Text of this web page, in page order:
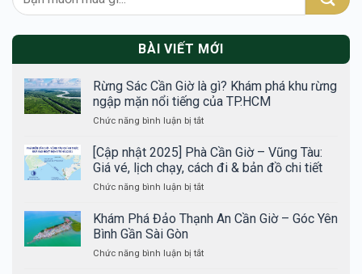
BÀI VIẾT MỚI
Rừng Sác Cần Giờ là gì? Khám phá khu rừng
ngập mặn nổi tiếng của TP.HCM
Chức năng bình luận bị tắtở
Sác
Cần
Giờ
là
Khám
rừng
[Cập nhật 2025] Phà Cần Giờ – Vũng Tàu:
Giá vé, lịch chạy, cách đi & bản đồ chi tiết
Chức năng bình luận bị tắtở
nhật
Cần
Khám Phá Đảo Thạnh An Cần Giờ – Góc Yên
Bình Gần Sài Gòn
Chức năng bình luận bị tắtở